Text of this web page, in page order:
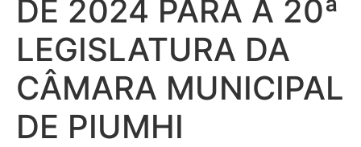
DE 2024 PARA A 20ª
LEGISLATURA DA
CÂMARA MUNICIPAL
DE PIUMHI